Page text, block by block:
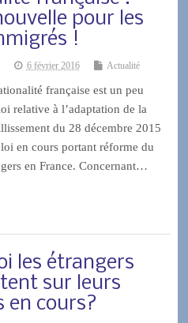
pour les
!
6 février 2016 Actualité
française est un peu
relative à l’adaptation de la
du 28 décembre 2015
en cours portant réforme du
en France. Concernant…
les étrangers
sur leurs
en cours?